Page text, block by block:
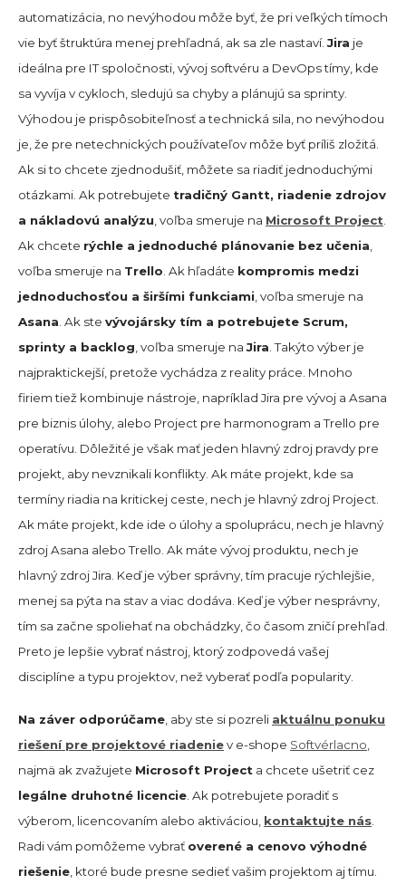
automatizácia, no nevýhodou môže byť, že pri veľkých tímoch
vie byť štruktúra menej prehľadná, ak sa zle nastaví.Jira je
ideálna pre IT spoločnosti, vývoj softvéru a DevOps tímy, kde
sa vyvíja v cykloch, sledujú sa chyby a plánujú sa sprinty.
Výhodou je prispôsobiteľnosť a technická sila, no nevýhodou
je, že pre netechnických používateľov môže byť príliš zložitá.
Ak si to chcete zjednodušiť, môžete sa riadiť jednoduchými
otázkami. Ak potrebujete tradičný Gantt, riadenie zdrojov
a nákladovú analýzu , voľba smeruje na Microsoft Project
Ak chcete rýchle a jednoduché plánovanie bez učenia
voľba smeruje na Trello . Ak hľadáte kompromis medzi
jednoduchosťou a širšími funkciami , voľba smeruje na
Asana . Ak ste vývojársky tím a potrebujete Scrum,
sprinty a backlog , voľba smeruje naJira . Takýto výber je
najpraktickejší, pretože vychádza z reality práce. Mnoho
firiem tiež kombinuje nástroje, napríklad Jira pre vývoj a Asana
pre biznis úlohy, alebo Project pre harmonogram a Trello pre
operatívu. Dôležité je však mať jeden hlavný zdroj pravdy pre
projekt, aby nevznikali konflikty. Ak máte projekt, kde sa
termíny riadia na kritickej ceste, nech je hlavný zdroj Project.
Ak máte projekt, kde ide o úlohy a spoluprácu, nech je hlavný
zdroj Asana alebo Trello. Ak máte vývoj produktu, nech je
hlavný zdroj Jira. Keď je výber správny, tím pracuje rýchlejšie,
menej sa pýta na stav a viac dodáva. Keď je výber nesprávny,
tím sa začne spoliehať na obchádzky, čo časom zničí prehľad.
Preto je lepšie vybrať nástroj, ktorý zodpovedá vašej
disciplíne a typu projektov, než vyberať podľa popularity.
Na záver odporúčame , aby ste si pozreli aktuálnu ponuku
riešení pre projektové riadeniev e-shope Softvérlacno
najmä ak zvažujete Microsoft Project a chcete ušetriť cez
legálne druhotné licencie . Ak potrebujete poradiť s
výberom, licencovaním alebo aktiváciou, kontaktujte nás
Radi vám pomôžeme vybrať overené a cenovo výhodné
riešenie , ktoré bude presne sedieť vašim projektom aj tímu.